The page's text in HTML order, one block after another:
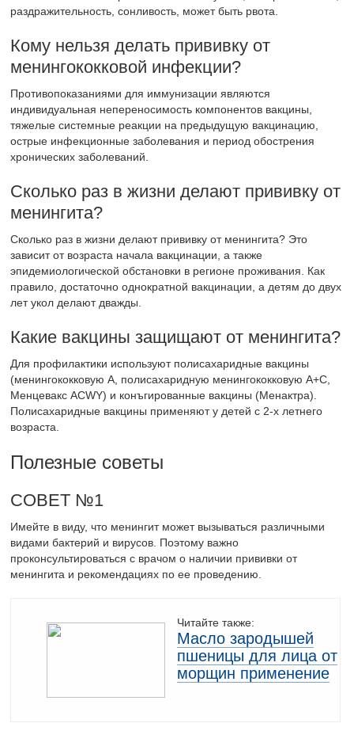
раздражительность, сонливость, может быть рвота.
Кому нельзя делать прививку от
менингококковой инфекции?
Противопоказаниями для иммунизации являются
индивидуальная непереносимость компонентов вакцины,
тяжелые системные реакции на предыдущую вакцинацию,
острые инфекционные заболевания и период обострения
хронических заболеваний.
Сколько раз в жизни делают прививку от
менингита?
Сколько раз в жизни делают прививку от менингита? Это
зависит от возраста начала вакцинации, а также
эпидемиологической обстановки в регионе проживания. Как
правило, достаточно однократной вакцинации, а детям до двух
лет укол делают дважды.
Какие вакцины защищают от менингита?
Для профилактики используют полисахаридные вакцины
(менингококковую А, полисахаридную менингококковую А+С,
Менцевакс АСWY) и конъгированные вакцины (Менактра).
Полисахаридные вакцины применяют у детей с 2-х летнего
возраста.
Полезные советы
СОВЕТ №1
Имейте в виду, что менингит может вызываться различными
видами бактерий и вирусов. Поэтому важно
проконсультироваться с врачом о наличии прививки от
менингита и рекомендациях по ее проведению.
Читайте также:
Масло зародышей
пшеницы для лица от
морщин применение